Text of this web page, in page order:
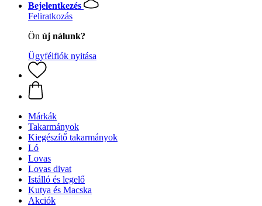
Bejelentkezés
Feliratkozás
Ön új nálunk?
Ügyfélfiók nyitása
Márkák
Takarmányok
Kiegészítő takarmányok
Ló
Lovas
Lovas divat
Istálló és legelő
Kutya és Macska
Akciók